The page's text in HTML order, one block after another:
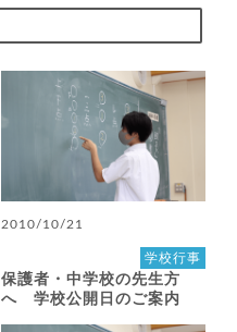
2010/10/21
学校行事
保護者・中学校の先生方
へ 学校公開日のご案内